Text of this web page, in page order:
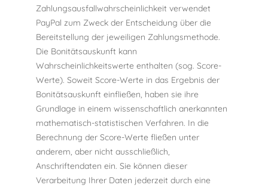
Zahlungsausfallwahrscheinlichkeit verwendet
PayPal zum Zweck der Entscheidung über die
Bereitstellung der jeweiligen Zahlungsmethode.
Die Bonitätsauskunft kann
Wahrscheinlichkeitswerte enthalten (sog. Score-
Werte). Soweit Score-Werte in das Ergebnis der
Bonitätsauskunft einfließen, haben sie ihre
Grundlage in einem wissenschaftlich anerkannten
mathematisch-statistischen Verfahren. In die
Berechnung der Score-Werte fließen unter
anderem, aber nicht ausschließlich,
Anschriftendaten ein. Sie können dieser
Verarbeitung Ihrer Daten jederzeit durch eine